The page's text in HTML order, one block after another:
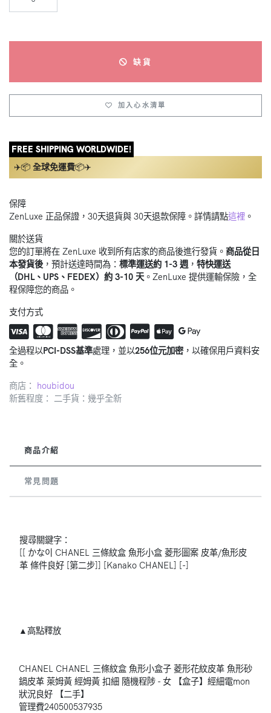
缺貨
加入心水清單
FREE SHIPPING WORLDWIDE!
✈️📦 全球免運費📦✈️
保障
ZenLuxe 正品保證，30天退貨與 30天退款保障。詳情請點這裡 。
關於送貨
您的訂單將在 ZenLuxe 收到所有店家的商品後進行發貨。 商品從日
本發貨後，預計送達時間為： 標準運送約 1-3 週 ， 特快運送
（DHL、UPS、FEDEX）約 3-10 天 。ZenLuxe 提供運輸保險，全
程保障您的商品。
支付方式
全過程以PCI-DSS基準處理，並以256位元加密，以確保用戶資料安
全。
商店： houbidou
新舊程度： 二手貨：幾乎全新
商品介紹
常見問題
搜尋關鍵字：
[[ かな이 CHANEL 三條紋盒 魚形小盒 菱形圖案 皮革/魚形皮
革 條件良好 [第二步]] [Kanako CHANEL] [-]
▲高點釋放
CHANEL CHANEL 三條紋盒 魚形小盒子 菱形花紋皮革 魚形砂
鍋皮革 萊姆​​黃 經姆黃 扣細 隨機程陟 - 女 【盒子】經細電mon
狀況良好 【二手】
管理費240500537935